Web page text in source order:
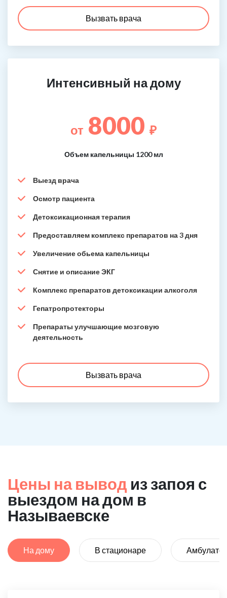
Вызвать врача
Интенсивный на дому
от 8000 ₽
Объем капельницы 1200 мл
Выезд врача
Осмотр пациента
Детоксикационная терапия
Предоставляем комплекс препаратов на 3 дня
Увеличение обьема капельницы
Снятие и описание ЭКГ
Комплекс препаратов детоксикации алкоголя
Гепатропротекторы
Препараты улучшающие мозговую
деятельность
Вызвать врача
Цены на вывод из запоя с
выездом на дом в
Называевске
На дому В стационаре